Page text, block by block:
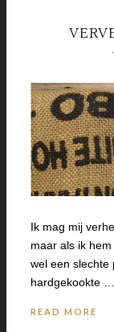
Ik mag mij
maar als ik
wel een slechte
hardgekookte …
READ MORE